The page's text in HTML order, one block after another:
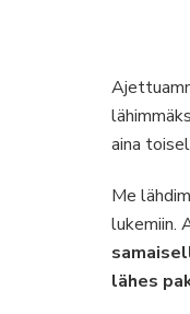
aina
Me
lukemiin.
lähes